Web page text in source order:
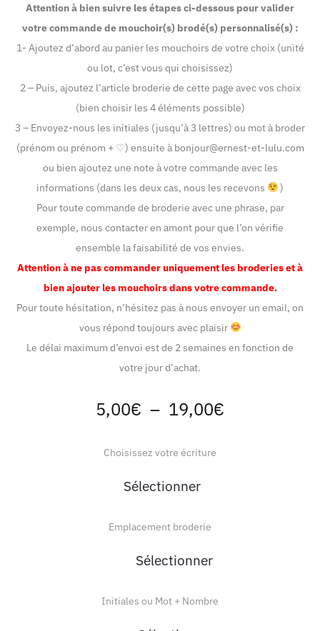
Attention à bien suivre les étapes ci-dessous pour valider
votre commande de mouchoir(s) brodé(s) personnalisé(s) :
1- Ajoutez d’abord au panier les mouchoirs de votre choix (unité
ou lot, c’est vous qui choisissez)
2 – Puis, ajoutez l’article broderie de cette page avec vos choix
(bien choisir les 4 éléments possible)
3 – Envoyez-nous les initiales (jusqu’à 3 lettres) ou mot à broder
(prénom ou prénom + ♡) ensuite à bonjour@ernest-et-lulu.com
ou bien ajoutez une note à votre commande avec les
informations (dans les deux cas, nous les recevons
)
Pour toute commande de broderie avec une phrase, par
exemple, nous contacter en amont pour que l’on vérifie
ensemble la faisabilité de vos envies.
Attention à ne pas commander uniquement les broderies et à
bien ajouter les mouchoirs dans votre commande.
Pour toute hésitation, n’hésitez pas à nous envoyer un email, on
vous répond toujours avec plaisir
Le délai maximum d’envoi est de 2 semaines en fonction de
votre jour d’achat.
5,00€ – 19,00€
Choisissez votre écriture
Emplacement broderie
Initiales ou Mot + Nombre